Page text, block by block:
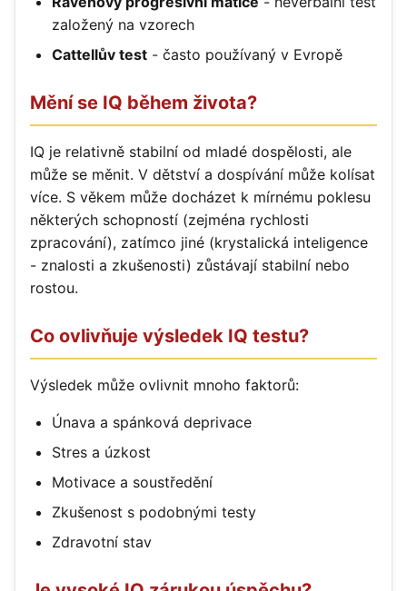
založený na vzorech
Cattellův test - často používaný v Evropě
Mění se IQ během života?
IQ je relativně stabilní od mladé dospělosti, ale
může se měnit. V dětství a dospívání může kolísat
více. S věkem může docházet k mírnému poklesu
některých schopností (zejména rychlosti
zpracování), zatímco jiné (krystalická inteligence
- znalosti a zkušenosti) zůstávají stabilní nebo
rostou.
Co ovlivňuje výsledek IQ testu?
Výsledek může ovlivnit mnoho faktorů:
Únava a spánková deprivace
Stres a úzkost
Motivace a soustředění
Zkušenost s podobnými testy
Zdravotní stav